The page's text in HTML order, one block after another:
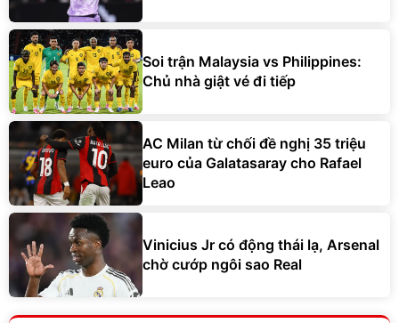
Soi trận Malaysia vs Philippines:
Chủ nhà giật vé đi tiếp
AC Milan từ chối đề nghị 35 triệu
euro của Galatasaray cho Rafael
Leao
Vinicius Jr có động thái lạ, Arsenal
chờ cướp ngôi sao Real